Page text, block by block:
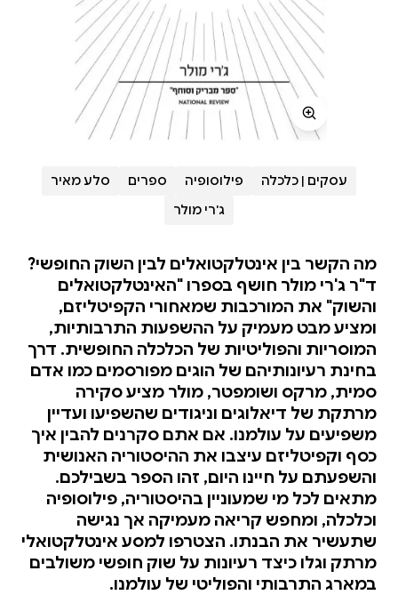
עסקים | כלכלה פילוסופיה ספרים
סלע מאיר
ג'רי מולר
מה הקשר בין אינטלקטואלים לבין השוק החופשי?
ד"ר ג'רי מולר חושף בספרו "האינטלקטואלים
והשוק" את המורכבות שמאחורי הקפיטליזם,
ומציע מבט מעמיק על ההשפעות התרבותיות,
המוסריות והפוליטיות של הכלכלה החופשית. דרך
בחינת רעיונותיהם של הוגים מפורסמים כמו אדם
סמית, מרקס ושומפטר, מולר מציע סקירה
מרתקת של דיאלוגים וניגודים שהשפיעו ועדיין
משפיעים על עולמנו. אם אתם סקרנים להבין איך
כסף וקפיטליזם עיצבו את ההיסטוריה האנושית
והשפעתם על חיינו היום, זהו הספר בשבילכם.
מתאים לכל מי שמעוניין בהיסטוריה, פילוסופיה
וכלכלה, ומחפש קריאה מעמיקה אך נגישה
שתעשיר את הבנתו. הצטרפו למסע אינטלקטואלי
מרתק וגלו כיצד רעיונות על שוק חופשי משולבים
במארג התרבותי והפוליטי של עולמנו.